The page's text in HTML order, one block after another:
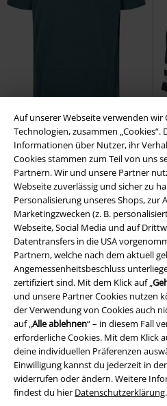
Auf unserer Webseite verwenden wir
Technologien, zusammen „Cookies“.
Informationen über Nutzer, ihr
Cookies stammen zum Teil von uns
Partnern. Wir und unsere Partner
Webseite zuverlässig und sicher zu
Personalisierung unseres Shops, zur
Marketingzwecken (z. B.
Webseite, Social Media und auf
Datentransfers in die USA
Partnern, welche nach dem aktuell
Angemessenheitsbeschluss
zertifiziert sind. Mit dem Klick auf „
und unsere Partner Cookies nutzen
der Verwendung von Cookies auch
auf „Alle ablehnen“ – in diesem Fall
erforderliche Cookies. Mit dem Klick
deine individuellen Präferenzen
Einwilligung kannst du jederzeit in
widerrufen oder ändern. Weitere
findest du hier Datenschutzerklärung.
-19%
UVP9,90 €
7,99 €
Basic Tee Urban Classics
T-
Shirt
+2